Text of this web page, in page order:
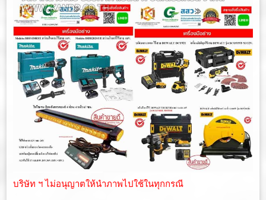
บริษัท ฯ ไม่อนุญาตให้นำภาพไปใช้ในทุกกรณี